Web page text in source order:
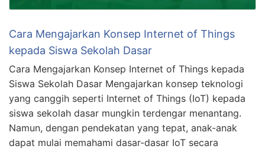
Cara Mengajarkan Konsep Internet of Things
kepada Siswa Sekolah Dasar
Cara Mengajarkan Konsep Internet of Things kepada
Siswa Sekolah Dasar Mengajarkan konsep teknologi
yang canggih seperti Internet of Things (IoT) kepada
siswa sekolah dasar mungkin terdengar menantang.
Namun, dengan pendekatan yang tepat, anak-anak
dapat mulai memahami dasar-dasar IoT secara